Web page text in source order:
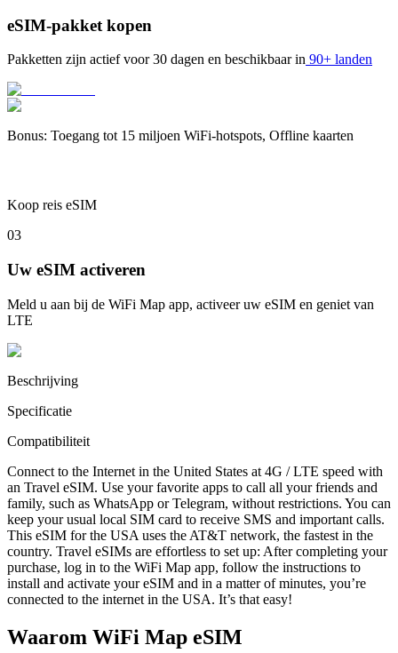
eSIM-pakket kopen
Pakketten zijn actief voor 30 dagen en beschikbaar in 90+ landen
Bonus: Toegang tot 15 miljoen WiFi-hotspots, Offline kaarten
Koop reis eSIM
03
Uw eSIM activeren
Meld u aan bij de WiFi Map app, activeer uw eSIM en geniet van
LTE
Beschrijving
Specificatie
Compatibiliteit
Connect to the Internet in the United States at 4G / LTE speed with
an Travel eSIM. Use your favorite apps to call all your friends and
family, such as WhatsApp or Telegram, without restrictions. You can
keep your usual local SIM card to receive SMS and important calls.
This eSIM for the USA uses the AT&T network, the fastest in the
country. Travel eSIMs are effortless to set up: After completing your
purchase, log in to the WiFi Map app, follow the instructions to
install and activate your eSIM and in a matter of minutes, you’re
connected to the internet in the USA. It’s that easy!
Waarom WiFi Map eSIM